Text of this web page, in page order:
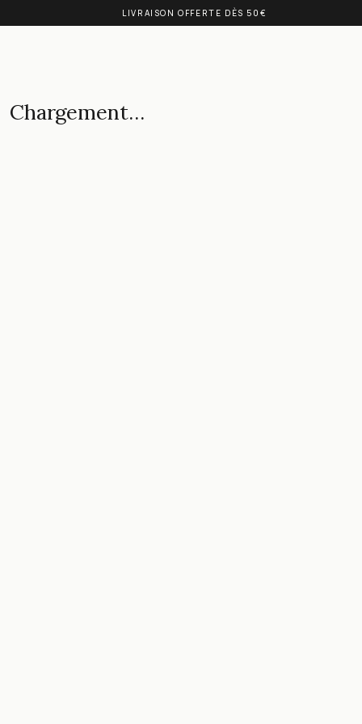
LIVRAISON OFFERTE DÈS 50€
Chargement…